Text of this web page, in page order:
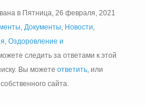
в Пятница, 26 февраля, 2021
, Документы, Новости,
, Оздоровление и
следить за ответами к этой
Вы можете ответить, или
сайта.